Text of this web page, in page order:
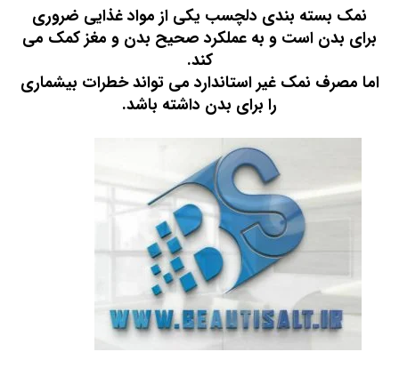
نمک بسته بندی دلچسب یکی از مواد غذایی ضروری
برای بدن است و به عملکرد صحیح بدن و مغز کمک می
کند.
اما مصرف نمک غیر استاندارد می تواند خطرات بیشماری
را برای بدن داشته باشد.